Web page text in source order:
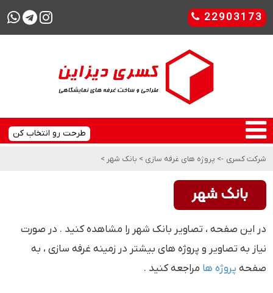
22903173
طرحت رو انتخاب کن
شرکت کسری -> پروژه های غرفه سازی > بانک شهر >
بانک شهر
در این صفحه ، تصاویر بانک شهر را مشاهده کنید . در صورت
نیاز به تصاویر و پروژه های بیشتر در زمینه غرفه سازی ، به
صفحه پروژه ها مراجعه کنید .